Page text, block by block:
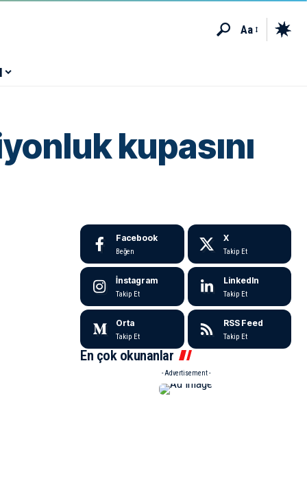
Aa
kupasını
Facebook
Beğen
X
Takip Et
İnstagram
Takip Et
LinkedIn
Takip Et
Orta
Takip Et
RSS Feed
Takip Et
En çok okunanlar
- Advertisement -